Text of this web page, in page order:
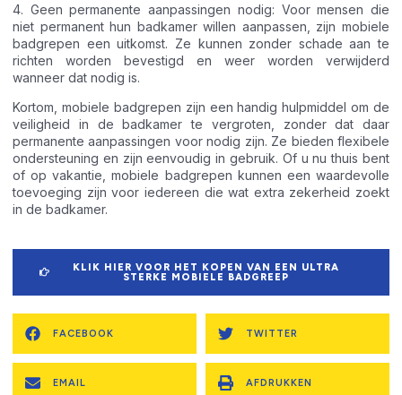
4. Geen permanente aanpassingen nodig: Voor mensen die
niet permanent hun badkamer willen aanpassen, zijn mobiele
badgrepen een uitkomst. Ze kunnen zonder schade aan te
richten worden bevestigd en weer worden verwijderd
wanneer dat nodig is.
Kortom, mobiele badgrepen zijn een handig hulpmiddel om de
veiligheid in de badkamer te vergroten, zonder dat daar
permanente aanpassingen voor nodig zijn. Ze bieden flexibele
ondersteuning en zijn eenvoudig in gebruik. Of u nu thuis bent
of op vakantie, mobiele badgrepen kunnen een waardevolle
toevoeging zijn voor iedereen die wat extra zekerheid zoekt
in de badkamer.
KLIK HIER VOOR HET KOPEN VAN EEN ULTRA
STERKE MOBIELE BADGREEP
FACEBOOK TWITTER
EMAIL AFDRUKKEN